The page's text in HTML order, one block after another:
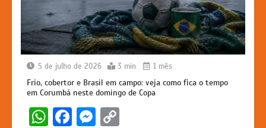
5 de julho de 2026 3 min 1 mês
Frio, cobertor e Brasil em campo: veja como fica o tempo
em Corumbá neste domingo de Copa
W F
M